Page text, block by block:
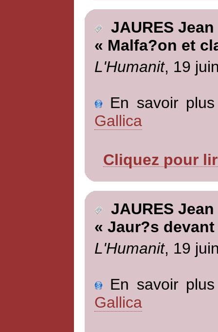
JAURES Jean
« Malfa?on et
L'Humanit, 19
En savoir
Gallica
Cliquez pour
JAURES Jean
« Jaur?s
L'Humanit, 19
En savoir
Gallica